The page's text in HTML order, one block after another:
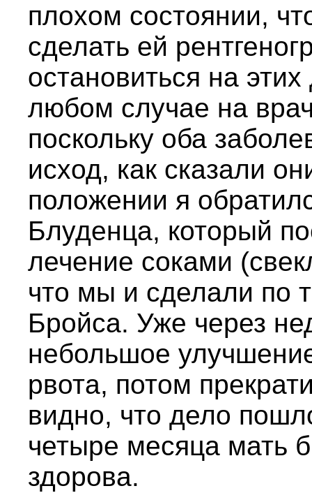
плохом состоянии,
сделать ей
остановиться на
любом случае на
поскольку оба
исход, как сказали
положении я
Блуденца, который
лечение соками
что мы и сделали по
Бройса. Уже через
небольшое
рвота, потом
видно, что дело
четыре месяца мать
здорова.